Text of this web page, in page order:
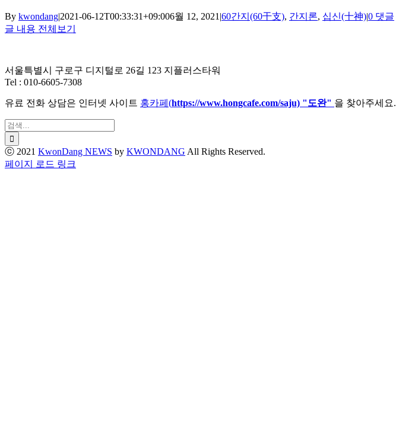
By kwondang|2021-06-12T00:33:31+09:006월 12, 2021 |60간지(60干支), 간지론, 십신(十神)|0 댓글
글 내용 전체보기
서울특별시 구로구 디지털로 26길 123 지플러스타워
Tel : 010-6605-7308
유료 전화 상담은 인터넷 사이트 홍카페(https://www.hongcafe.com/saju) "도완" 을 찾아주세요.
검
색:
ⓒ 2021 KwonDang NEWS by KWONDANG All Rights Reserved.
X
페이지 로드 링크